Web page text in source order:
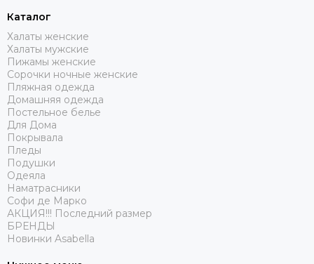
Каталог
Халаты женские
Халаты мужские
Пижамы женские
Сорочки ночные женские
Пляжная одежда
Домашняя одежда
Постельное белье
Для Дома
Покрывала
Пледы
Подушки
Одеяла
Наматрасники
Софи де Марко
АКЦИЯ!!! Последний размер
БРЕНДЫ
Новинки Asabella